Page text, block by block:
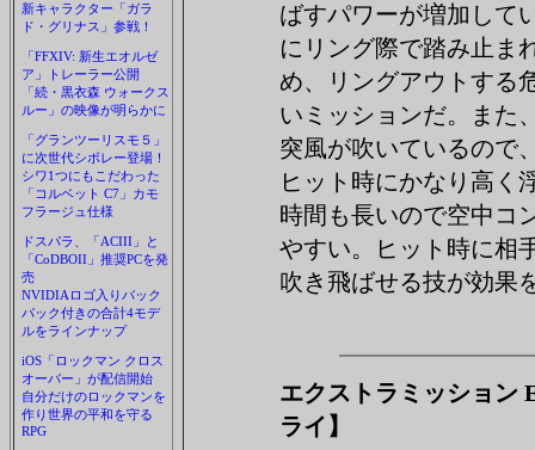
新キャラクター「ガラ
ド・グリナス」参戦！
「FFXIV: 新生エオルゼ
ア」トレーラー公開
「続・黒衣森 ウォークス
ルー」の映像が明らかに
「グランツーリスモ５」
に次世代シボレー登場！
シワ1つにもこだわった
「コルベット C7」カモ
フラージュ仕様
ドスパラ、「ACIII」と
「CoDBOII」推奨PCを発
売
NVIDIAロゴ入りバック
パック付きの合計4モデ
ルをラインナップ
iOS「ロックマン クロス
オーバー」が配信開始
自分だけのロックマンを
作り世界の平和を守る
RPG
ばすパワーが増加して
にリング際で踏み止ま
め、リングアウトする
いミッションだ。また
突風が吹いているので
ヒット時にかなり高く
時間も長いので空中コ
やすい。ヒット時に相
吹き飛ばせる技が効果
エクストラミッション
ライ】